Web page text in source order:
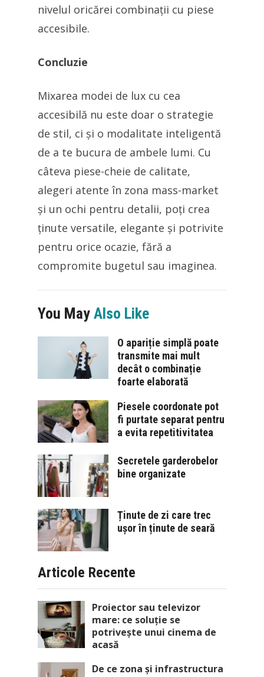
nivelul oricărei combinații cu piese
accesibile.
Concluzie
Mixarea modei de lux cu cea
accesibilă nu este doar o strategie
de stil, ci și o modalitate inteligentă
de a te bucura de ambele lumi. Cu
câteva piese-cheie de calitate,
alegeri atente în zona mass-market
și un ochi pentru detalii, poți crea
ținute versatile, elegante și potrivite
pentru orice ocazie, fără a
compromite bugetul sau imaginea.
You May Also Like
O apariție simplă poate
transmite mai mult
decât o combinație
foarte elaborată
Piesele coordonate pot
fi purtate separat pentru
a evita repetitivitatea
Secretele garderobelor
bine organizate
Ținute de zi care trec
ușor în ținute de seară
Articole Recente
Proiector sau televizor
mare: ce soluție se
potrivește unui cinema de
acasă
De ce zona și infrastructura